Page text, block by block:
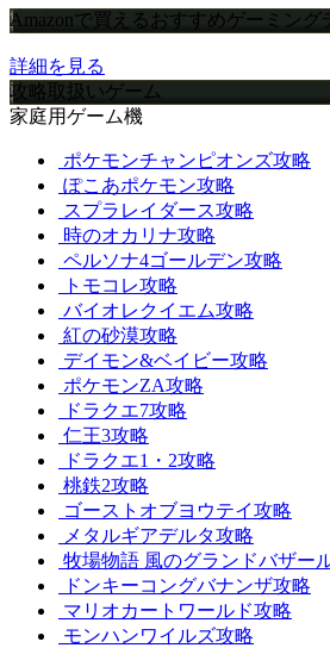
Amazonで買えるおすすめゲーミング
詳細を見る
攻略取扱いゲーム
家庭用ゲーム機
ポケモンチャンピオンズ攻略
ぽこあポケモン攻略
スプラレイダース攻略
時のオカリナ攻略
ペルソナ4ゴールデン攻略
トモコレ攻略
バイオレクイエム攻略
紅の砂漠攻略
デイモン&ベイビー攻略
ポケモンZA攻略
ドラクエ7攻略
仁王3攻略
ドラクエ1・2攻略
桃鉄2攻略
ゴーストオブヨウテイ攻略
メタルギアデルタ攻略
牧場物語 風のグランドバザー
ドンキーコングバナンザ攻略
マリオカートワールド攻略
モンハンワイルズ攻略